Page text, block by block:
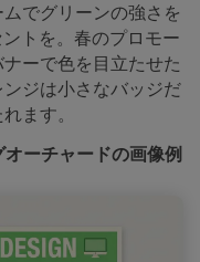
でグリーンの強さを
トを。春のプロモー
ーで色を目立たせた
ジは小さなバッジだ
ます。
ーチャードの画像例